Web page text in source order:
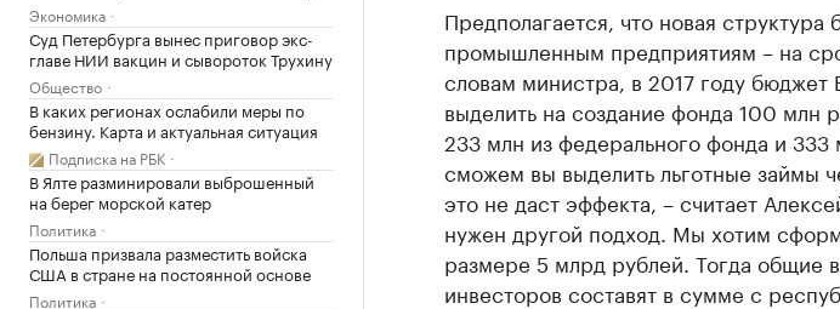
Экономика
Суд Петербурга вынес приговор экс-
главе НИИ вакцин и сывороток Трухину
Общество
В каких регионах ослабили меры по
бензину. Карта и актуальная ситуация
Подписка на РБК
В Ялте разминировали выброшенный
на берег морской катер
Политика
Польша призвала разместить войска
США в стране на постоянной основе
Политика
Предполагается, что новая структура
промышленным предприятиям – на
словам министра, в 2017 году бюджет
выделить на создание фонда 100 млн
233 млн из федерального фонда и
сможем вы выделить льготные займы
это не даст эффекта, – считает
нужен другой подход. Мы хотим
размере 5 млрд рублей. Тогда общие
инвесторов составят в сумме с